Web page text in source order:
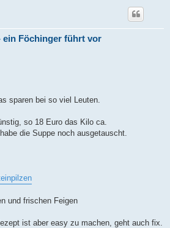
ein Föchinger führt vor
sparen bei so viel Leuten.
so 18 Euro das Kilo ca.
die Suppe noch ausgetauscht.
und frischen Feigen
ist aber easy zu machen, geht auch fix.